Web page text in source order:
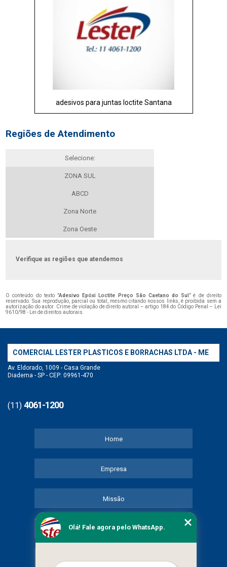
adesivos para juntas loctite Santana
Regiões de Atendimento
Selecione:
ZONA SUL
ABCD
Zona Norte
Zona Oeste
Verifique as regiões que atendemos
O conteúdo do texto "Adesivo Epóxi Loctite Preço São Caetano do Sul " é de direito
reservado. Sua reprodução, parcial ou total, mesmo citando nossos links, é proibida sem a
autorização do autor. Crime de violação de direito autoral – artigo 184 do Código Penal – Lei
9610/98 - Lei de direitos autorais.
COMERCIAL LESTER PLASTICOS E BORRACHAS LTDA - ME
Av. Eldorado, 1009 - Casa Grande
Diadema - SP - CEP: 09961-470
(11) 4061-1200
Home
Empresa
Missão
Serviços
Olá! Fale agora pelo WhatsApp.